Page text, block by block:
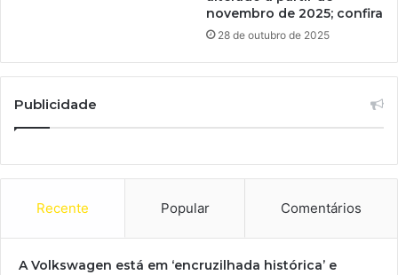
novembro de 2025; confira
28 de outubro de 2025
Publicidade
Recente Popular Comentários
A Volkswagen está em ‘encruzilhada histórica’ e